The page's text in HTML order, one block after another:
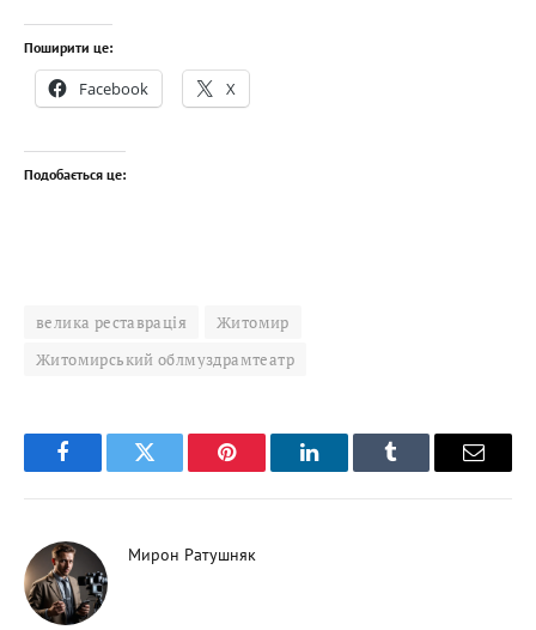
Поширити це:
Facebook X
Подобається це:
велика реставрація
Житомир
Житомирський облмуздрамтеатр
FacebookTwitter Pinterest LinkedInTumblr Email
Мирон Ратушняк